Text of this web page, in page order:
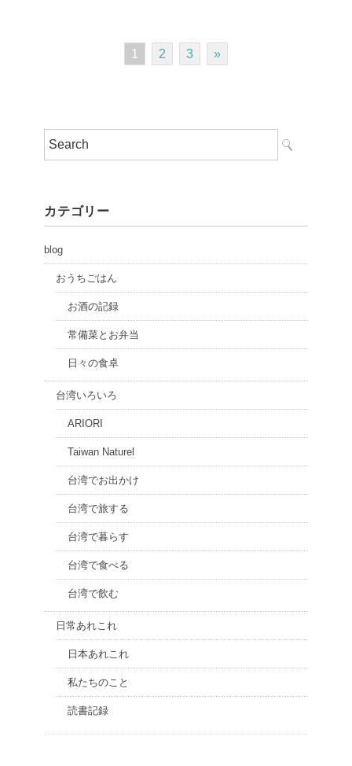
1 2 3 »
カテゴリー
blog
おうちごはん
お酒の記録
常備菜とお弁当
日々の食卓
台湾いろいろ
ARIORI
Taiwan Naturel
台湾でお出かけ
台湾で旅する
台湾で暮らす
台湾で食べる
台湾で飲む
日常あれこれ
日本あれこれ
私たちのこと
読書記録